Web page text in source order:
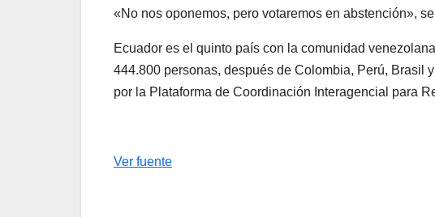
«No nos oponemos, pero votaremos en abstención»,
Ecuador es el quinto país con la comunidad
444.800 personas, después de Colombia, Perú, Brasil
por la Plataforma de Coordinación Interagencial para
Ver fuente